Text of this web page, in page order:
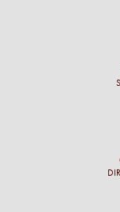
Conseil, large choix